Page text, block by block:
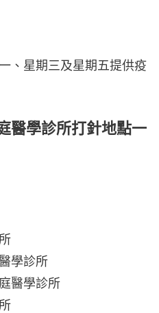
、星期三及星期五提供疫
醫學診所打針地點一
學診所
醫學診所